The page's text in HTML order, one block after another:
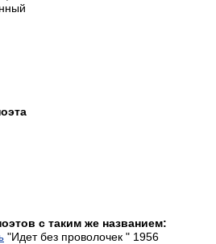
с таким же названием:
"Идет без проволочек " 1956